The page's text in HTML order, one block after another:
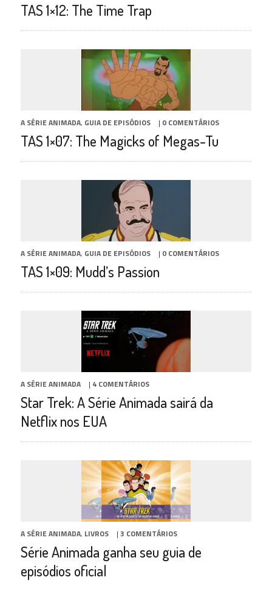
TAS 1×12: The Time Trap
A SÉRIE ANIMADA, GUIA DE EPISÓDIOS | 0 COMENTÁRIOS
TAS 1×07: The Magicks of Megas-Tu
A SÉRIE ANIMADA, GUIA DE EPISÓDIOS | 0 COMENTÁRIOS
TAS 1×09: Mudd’s Passion
A SÉRIE ANIMADA | 4 COMENTÁRIOS
Star Trek: A Série Animada sairá da
Netflix nos EUA
A SÉRIE ANIMADA, LIVROS | 3 COMENTÁRIOS
Série Animada ganha seu guia de
episódios oficial